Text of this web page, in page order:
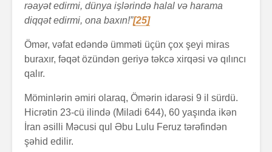
rəayət edirmi, dünya işlərində halal və harama
diqqət edirmi, ona baxın!”[25]
Ömər, vəfat edəndə ümməti üçün çox şeyi miras
buraxır, fəqət özündən geriyə təkcə xirqəsi və qılıncı
qalır.
Möminlərin əmiri olaraq, Ömərin idarəsi 9 il sürdü.
Hicrətin 23-cü ilində (Miladi 644), 60 yaşında ikən
İran əsilli Məcusi qul Əbu Lulu Feruz tərəfindən
şəhid edilir.